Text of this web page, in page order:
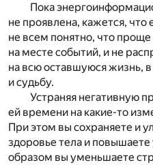
Пока
не проявлена, кажется, что
не всем понятно, что
на месте событий, и не
на всю оставшуюся жизнь,
и судьбу.
Устраняя негативную
ей времени на какие-то
При этом вы сохраняете и
здоровье тела и
образом вы уменьшаете